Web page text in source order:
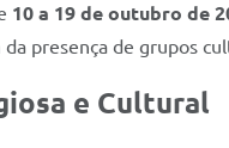
10 a 19 de outubro de
presença de grupos
e Cultural